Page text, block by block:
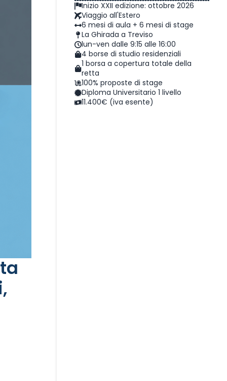
Inizio XXII edizione: ottobre 2026
Viaggio all'Estero
6 mesi di aula + 6 mesi di stage
La Ghirada a Treviso
lun-ven dalle 9:15 alle 16:00
4 borse di studio residenziali
1 borsa a copertura totale della
retta
100% proposte di stage
Diploma Universitario 1 livello
11.400€ (iva esente)